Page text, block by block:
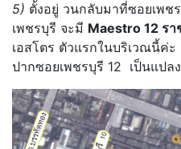
5) ตั้งอยู่ วนกลับมาที่ซอยเพช
เพชรบุรี จะมี Maestro 12 รา
เอสโตร ตัวแรกในบริเวณนี้ค่
ปากซอยเพชรบุรี 12 เป็นแป